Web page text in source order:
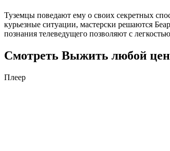
Туземцы поведают ему о своих секретных
курьезные ситуации, мастерски решаются
познания телеведущего позволяют с
Смотреть Выжить любой
Плеер